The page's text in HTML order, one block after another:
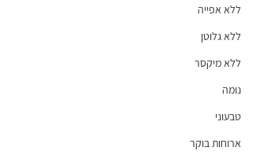
ללא אפייה
ללא גלוטן
ללא מיקסר
נומה
טבעוני
ארוחות בוקר